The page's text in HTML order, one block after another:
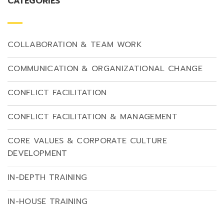
COLLABORATION & TEAM WORK
COMMUNICATION & ORGANIZATIONAL CHANGE
CONFLICT FACILITATION
CONFLICT FACILITATION & MANAGEMENT
CORE VALUES & CORPORATE CULTURE
DEVELOPMENT
IN-DEPTH TRAINING
IN-HOUSE TRAINING